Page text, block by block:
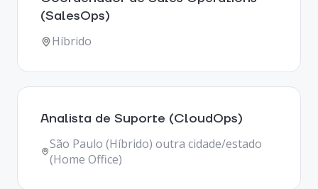
(SalesOps)
Híbrido
Analista de Suporte (CloudOps)
São Paulo (Híbrido) outra cidade/estado
(Home Office)